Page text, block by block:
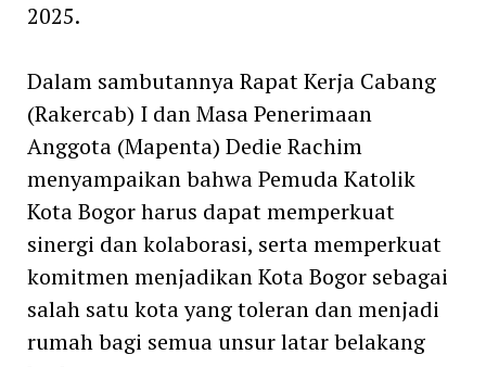
2025.
Dalam sambutannya Rapat Kerja Cabang
(Rakercab) I dan Masa Penerimaan
Anggota (Mapenta) Dedie Rachim
menyampaikan bahwa Pemuda Katolik
Kota Bogor harus dapat memperkuat
sinergi dan kolaborasi, serta memperkuat
komitmen menjadikan Kota Bogor sebagai
salah satu kota yang toleran dan menjadi
rumah bagi semua unsur latar belakang